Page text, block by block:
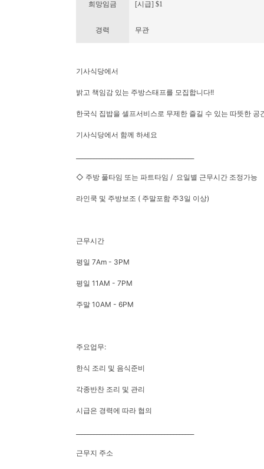
희망임금 [시급] $1
경력 무관
기사식당에서
밝고 책임감 있는 주방스태프를 모집합니다!!
한국식 집밥을 셀프서비스로 무제한 즐길 수 있는 따뜻한 공
기사식당에서 함께 하세요
◇ 주방 풀타임 또는 파트타임 / 요일별 근무시간 조정가능
라인쿡 및 주방보조 ( 주말포함 주3일 이상)
근무시간
평일 7Am - 3PM
평일 11AM - 7PM
주말 10AM - 6PM
주요업무:
한식 조리 및 음식준비
각종반찬 조리 및 관리
시급은 경력에 따라 협의
근무지 주소